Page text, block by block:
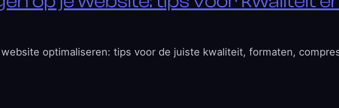
optimaliseren: tips voor de juiste kwaliteit, formaten,